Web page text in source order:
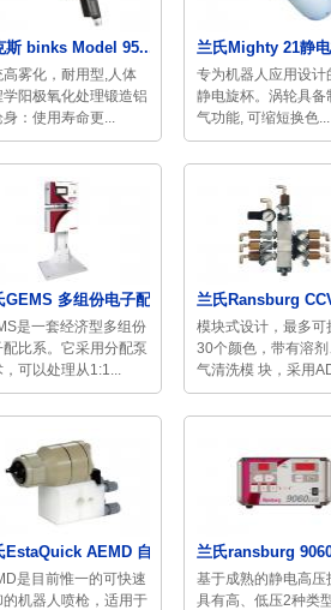
斯 binks Model 95...
高雾化，耐用型,人体
学阳极氧化处理锻造铝
身：使用寿命更...
兰氏Mighty 21静
专为机器人应用设计
静电旋杯。涡轮具备
气功能, 可缩短换色...
GEMS 多组份电子配...
是一套经济型多组份
配比系。它采用分配泵
，可以处理从1:1...
兰氏Ransburg
模块式设计，最多可
30个颜色，带有溶
气清洗模 块，采用
EstaQuick AEMD 自...
是目前惟一的可快速
的机器人喷枪，适用于
兰氏ransburg
基于成熟的静电高压
具有高、低压2种类